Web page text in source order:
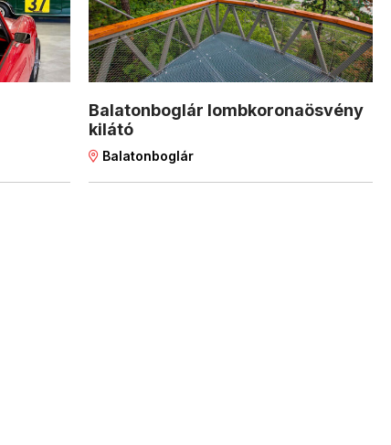
Balatonboglár lombkoronaösvény
kilátó
Balatonboglár